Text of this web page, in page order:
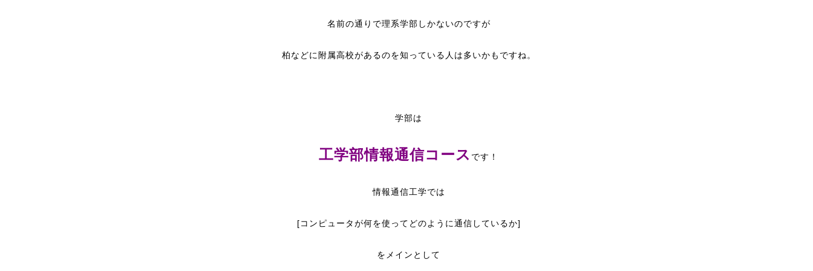
名前の通りで理系学部しかないのですが
柏などに附属高校があるのを知っている人は多いかもですね。
学部は
工学部情報通信コース です！
情報通信工学では
[コンピュータが何を使ってどのように通信しているか]
をメインとして